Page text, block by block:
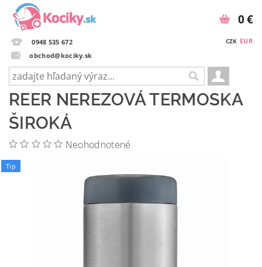
0948 535 672
obchod@kociky.sk
CZK EUR
0 €
REER NEREZOVÁ TERMOSKA
ŠIROKÁ
Neohodnotené
Tip